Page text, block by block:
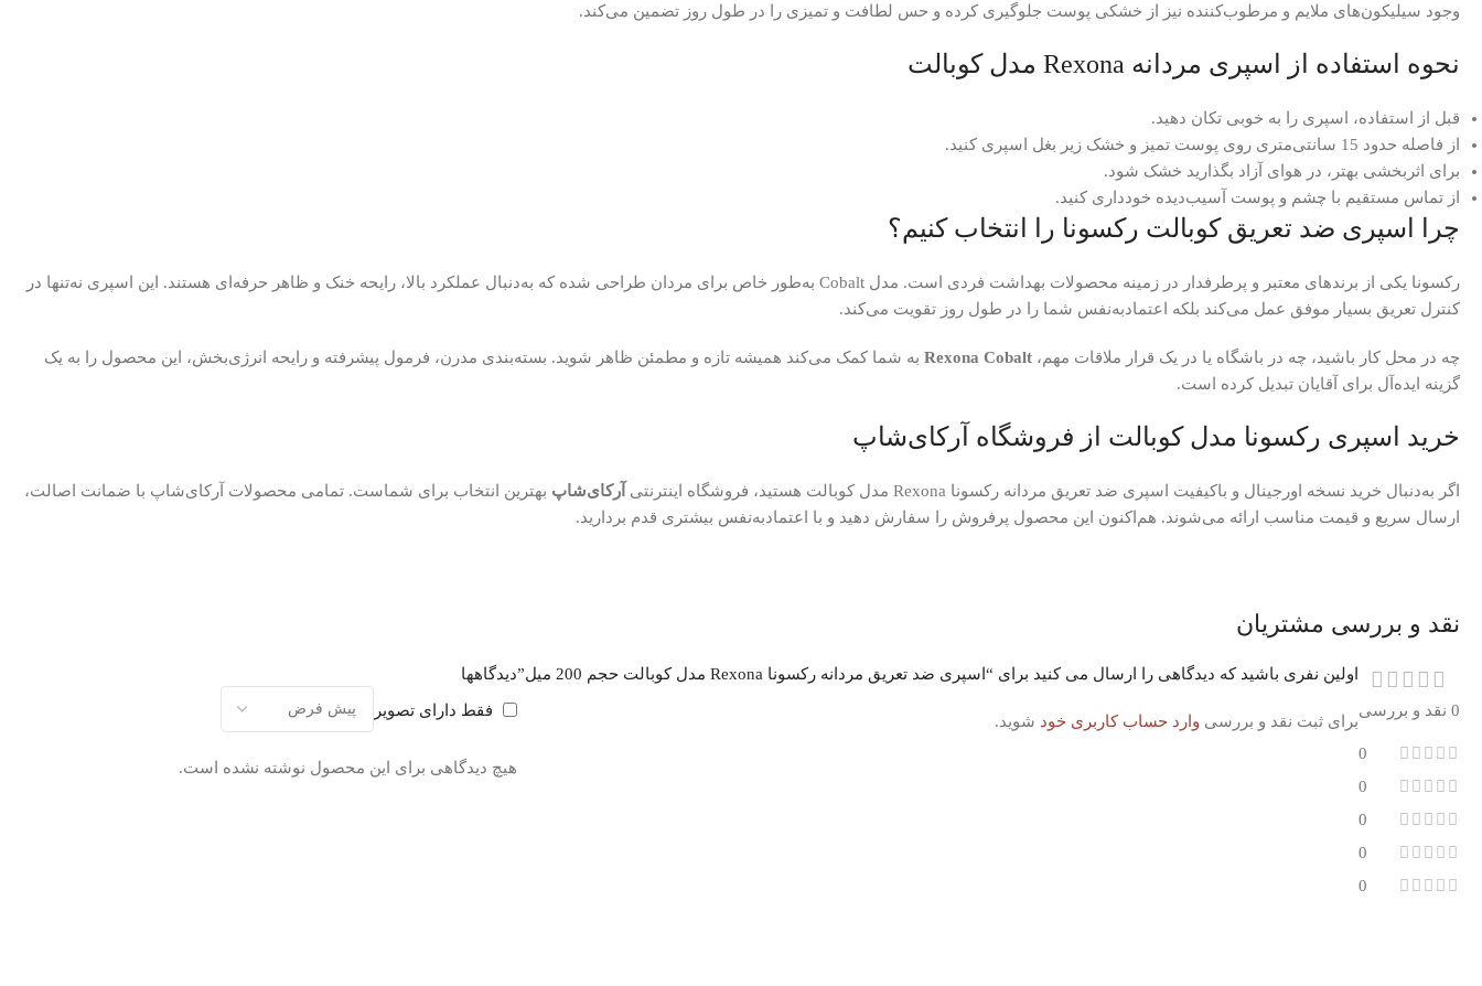
وجود سیلیکون‌های ملایم و مرطوب‌کننده نیز از خشکی پوست جلوگیری کرده و حس لطافت و تمیزی را در طول روز تضمین می‌کند.
نحوه استفاده از اسپری مردانه Rexona مدل کوبالت
قبل از استفاده، اسپری را به خوبی تکان دهید.
از فاصله حدود 15 سانتی‌متری روی پوست تمیز و خشک زیر بغل اسپری کنید.
برای اثربخشی بهتر، در هوای آزاد بگذارید خشک شود.
از تماس مستقیم با چشم و پوست آسیب‌دیده خودداری کنید.
چرا اسپری ضد تعریق کوبالت رکسونا را انتخاب کنیم؟
رکسونا یکی از برندهای معتبر و پرطرفدار در زمینه محصولات بهداشت فردی است. مدل Cobalt به‌طور خاص برای مردان طراحی شده که به‌دنبال عملکرد بالا، رایحه خنک و ظاهر حرفه‌ای هستند. این اسپری نه‌تنها در
کنترل تعریق بسیار موفق عمل می‌کند بلکه اعتمادبه‌نفس شما را در طول روز تقویت می‌کند.
چه در محل کار باشید، چه در باشگاه یا در یک قرار ملاقات مهم، Rexona Cobalt به شما کمک می‌کند همیشه تازه و مطمئن ظاهر شوید. بسته‌بندی مدرن، فرمول پیشرفته و رایحه انرژی‌بخش، این محصول را به یک
گزینه ایده‌آل برای آقایان تبدیل کرده است.
خرید اسپری رکسونا مدل کوبالت از فروشگاه آرکای‌شاپ
اگر به‌دنبال خرید نسخه اورجینال و باکیفیت اسپری ضد تعریق مردانه رکسونا Rexona مدل کوبالت هستید، فروشگاه اینترنتی آرکای‌شاپ بهترین انتخاب برای شماست. تمامی محصولات آرکای‌شاپ با ضمانت اصالت،
ارسال سریع و قیمت مناسب ارائه می‌شوند. هم‌اکنون این محصول پرفروش را سفارش دهید و با اعتمادبه‌نفس بیشتری قدم بردارید.
نقد و بررسی مشتریان
0 نقد و بررسی
0
0
0
0
0
دیدگاهها
فقط دارای تصویر
هیچ دیدگاهی برای این محصول نوشته نشده است.
اولین نفری باشید که دیدگاهی را ارسال می کنید برای “اسپری ضد تعریق مردانه رکسونا Rexona مدل کوبالت حجم 200 میل”
برای ثبت نقد و بررسی وارد حساب کاربری خود شوید.